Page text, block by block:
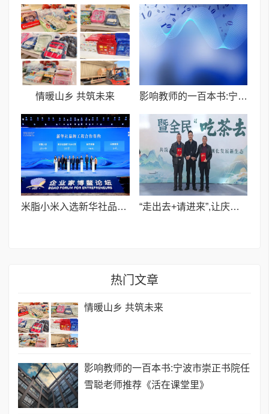
情暖山乡 共筑未来 影响教师的一百本书:宁波市崇正书院任雪聪老师推荐《活在课堂里》
米脂小米入选新华社品牌工程签约仪式在海南博鳌举行 “走出去+请进来”,让庆元荒野茶“酒香传千里”
热门文章
情暖山乡 共筑未来
影响教师的一百本书:宁波市崇正书院任
雪聪老师推荐《活在课堂里》